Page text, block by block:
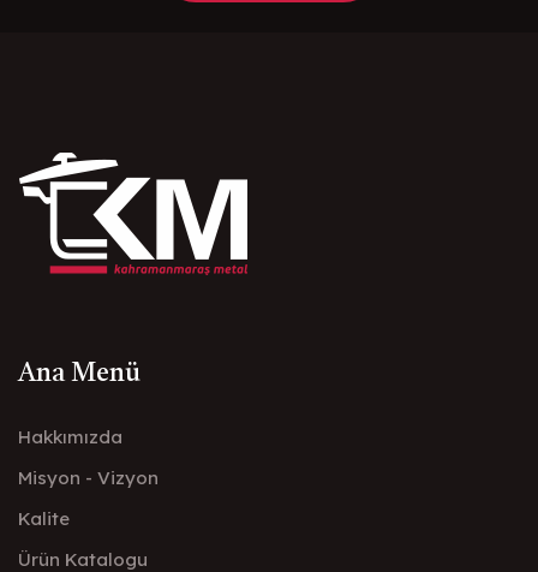
Ana Menü
Hakkımızda
Misyon - Vizyon
Kalite
Ürün Katalogu